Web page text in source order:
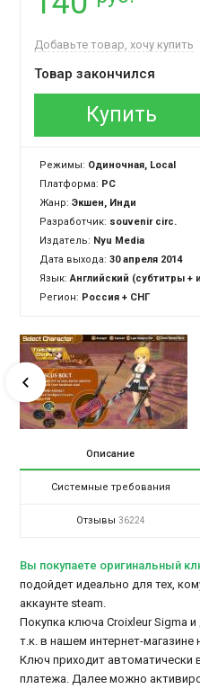
Добавьте товар, хочу купить
Товар закончился
Купить
Режимы: Одиночная, Local
Платформа: PC
Жанр:Экшен, Инди
Разработчик: souvenir circ.
Издатель: Nyu Media
Дата выхода: 30 апреля 2014
Язык:Английский (субтитры +
Регион: Россия + СНГ
Описание
Системные требования
Отзывы 36224
Вы покупаете оригинальный
подойдет идеально для тех,
аккаунте steam.
Покупка ключа Croixleur Sigma
т.к. в нашем интернет-магазине
Ключ приходит автоматически
платежа. Далее можно